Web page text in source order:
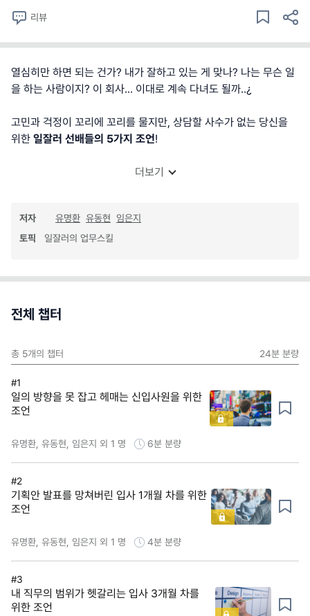
리뷰
열심히만 하면 되는 건가? 내가 잘하고 있는 게 맞나? 나는 무슨 일
을 하는 사람이지? 이 회사... 이대로 계속 다녀도 될까..¿
고민과 걱정이 꼬리에 꼬리를 물지만, 상담할 사수가 없는 당신을
위한 일잘러 선배들의 5가지 조언!
더보기
저자 유명환 유동현 임은지
토픽
일잘러의 업무스킬
전체 챕터
총 5개의 챕터 24분 분량
#1
일의 방향을 못 잡고 헤매는 신입사원을 위한
조언
유명환, 유동현, 임은지 외 1 명 6분 분량
#2
기획안 발표를 망쳐버린 입사 1개월 차를 위한
조언
유명환, 유동현, 임은지 외 1 명 4분 분량
#3
내 직무의 범위가 헷갈리는 입사 3개월 차를
위한 조언